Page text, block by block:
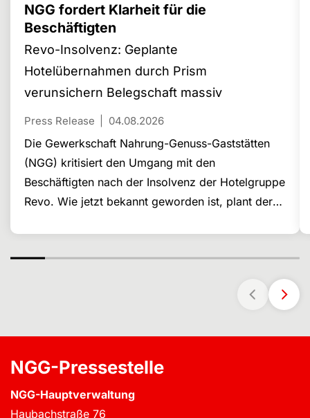
NGG fordert Klarheit für die
Beschäftigten
Revo-Insolvenz: Geplante
Hotelübernahmen durch Prism
verunsichern Belegschaft massiv
Press Release 04.08.2026
Die Gewerkschaft Nahrung-Genuss-Gaststätten
(NGG) kritisiert den Umgang mit den
Beschäftigten nach der Insolvenz der Hotelgruppe
Revo. Wie jetzt bekannt geworden ist, plant der
diese unter der Marke Sunday fortführen. Doch
für rund 500 bisherige Beschäftigte bedeutet dies
nun scheinbar keine Perspektive: Sie haben von
NGG-Pressestelle
NGG-Hauptverwaltung
Haubachstraße 76